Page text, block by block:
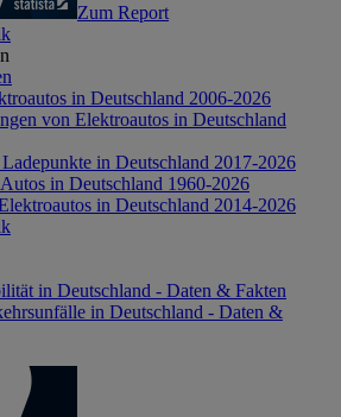
Zum Report
in Deutschland 2006-2026
von Elektroautos in Deutschland
in Deutschland 2017-2026
in Deutschland 1960-2026
in Deutschland 2014-2026
in Deutschland - Daten & Fakten
in Deutschland - Daten &